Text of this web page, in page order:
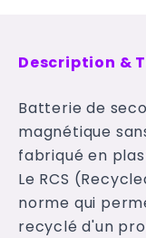
Description &
Batterie de
magnétique
fabriqué en
Le RCS
norme qui
recyclé d'un